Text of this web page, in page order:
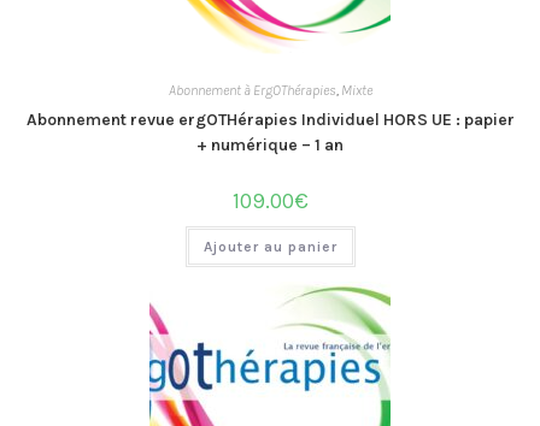
Abonnement à ErgOThérapies Mixte
Abonnement revue ergOTHérapies Individuel HORS UE : papier
+ numérique – 1 an
109.00€
Ajouter au panier